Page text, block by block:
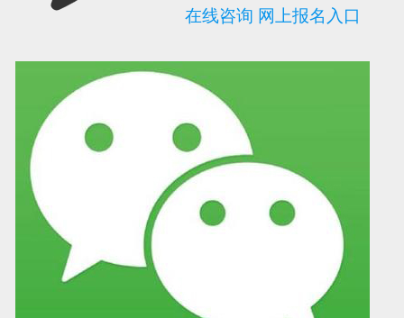
可信网站信用评 网络警察提醒你 诚信网站
在线咨询 网上报名入口